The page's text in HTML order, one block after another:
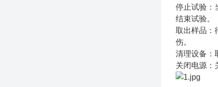
停止试验：
结束试验。
取出样品：
伤。
清理设备：
关闭电源：